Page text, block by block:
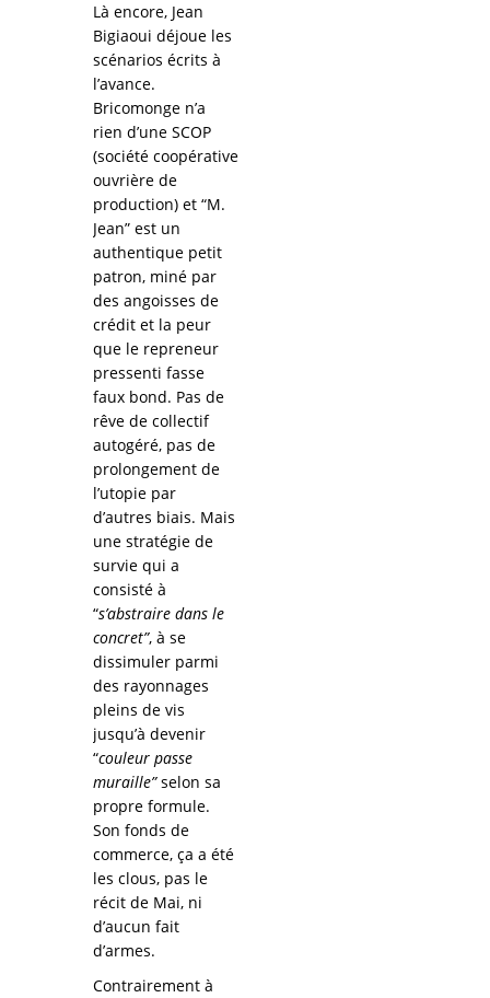
Là encore, Jean
Bigiaoui déjoue les
scénarios écrits à
l’avance.
Bricomonge n’a
rien d’une SCOP
(société coopérative
ouvrière de
production) et “M.
Jean” est un
authentique petit
patron, miné par
des angoisses de
crédit et la peur
que le repreneur
pressenti fasse
faux bond. Pas de
rêve de collectif
autogéré, pas de
prolongement de
l’utopie par
d’autres biais. Mais
une stratégie de
survie qui a
consisté à
“s’abstraire dans le
concret”, à se
dissimuler parmi
des rayonnages
pleins de vis
jusqu’à devenir
“couleur passe
muraille”selon sa
propre formule.
Son fonds de
commerce, ça a été
les clous, pas le
récit de Mai, ni
d’aucun fait
d’armes.
Contrairement à